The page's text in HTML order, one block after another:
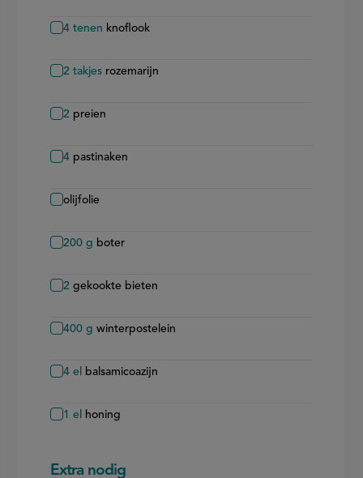
4 tenen knoflook
2 takjes rozemarijn
2 preien
4 pastinaken
olijfolie
200 g boter
2 gekookte bieten
400 g winterpostelein
4 el balsamicoazijn
1 el honing
Extra nodig